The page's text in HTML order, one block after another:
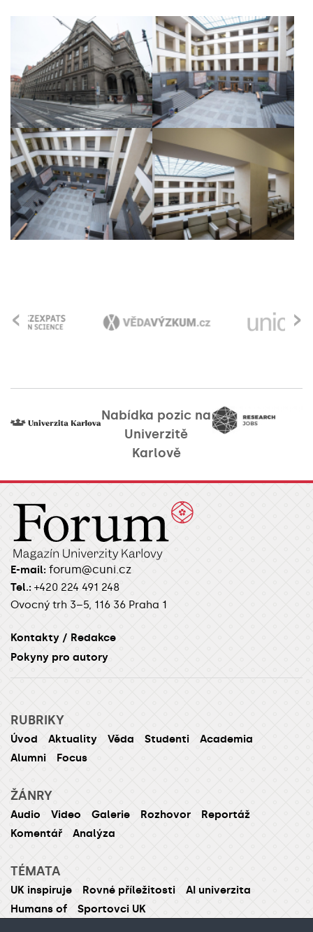
›
‹
Nabídka pozic na
Univerzitě
Karlově
E-mail: forum@cuni.cz
Tel.: +420 224 491 248
Ovocný trh 3–5, 116 36 Praha 1
Kontakty / Redakce
Pokyny pro autory
RUBRIKY
Úvod Aktuality Věda Studenti
Academia
Alumni
Focus
ŽÁNRY
Audio Video Galerie Rozhovor
Reportáž
Komentář
Analýza
TÉMATA
UK inspiruje Rovné příležitosti
AI univerzita
Humans of
Sportovci UK